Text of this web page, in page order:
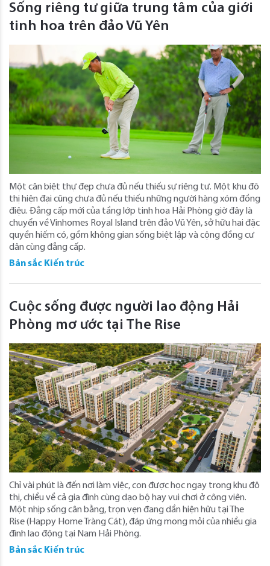
Sống riêng tư giữa trung tâm của giới
tinh hoa trên đảo Vũ Yên
Một căn biệt thự đẹp chưa đủ nếu thiếu sự riêng tư. Một khu đô
thị hiện đại cũng chưa đủ nếu thiếu những người hàng xóm đồng
điệu. Đẳng cấp mới của tầng lớp tinh hoa Hải Phòng giờ đây là
chuyển về Vinhomes Royal Island trên đảo Vũ Yên, sở hữu hai đặc
quyền hiếm có, gồm không gian sống biệt lập và cộng đồng cư
dân cùng đẳng cấp.
Bản sắc Kiến trúc
Cuộc sống được người lao động Hải
Phòng mơ ước tại The Rise
Chỉ vài phút là đến nơi làm việc, con được học ngay trong khu đô
thị, chiều về cả gia đình cùng dạo bộ hay vui chơi ở công viên.
Một nhịp sống cân bằng, trọn vẹn đang dần hiện hữu tại The
Rise (Happy Home Tràng Cát), đáp ứng mong mỏi của nhiều gia
đình lao động tại Nam Hải Phòng.
Bản sắc Kiến trúc